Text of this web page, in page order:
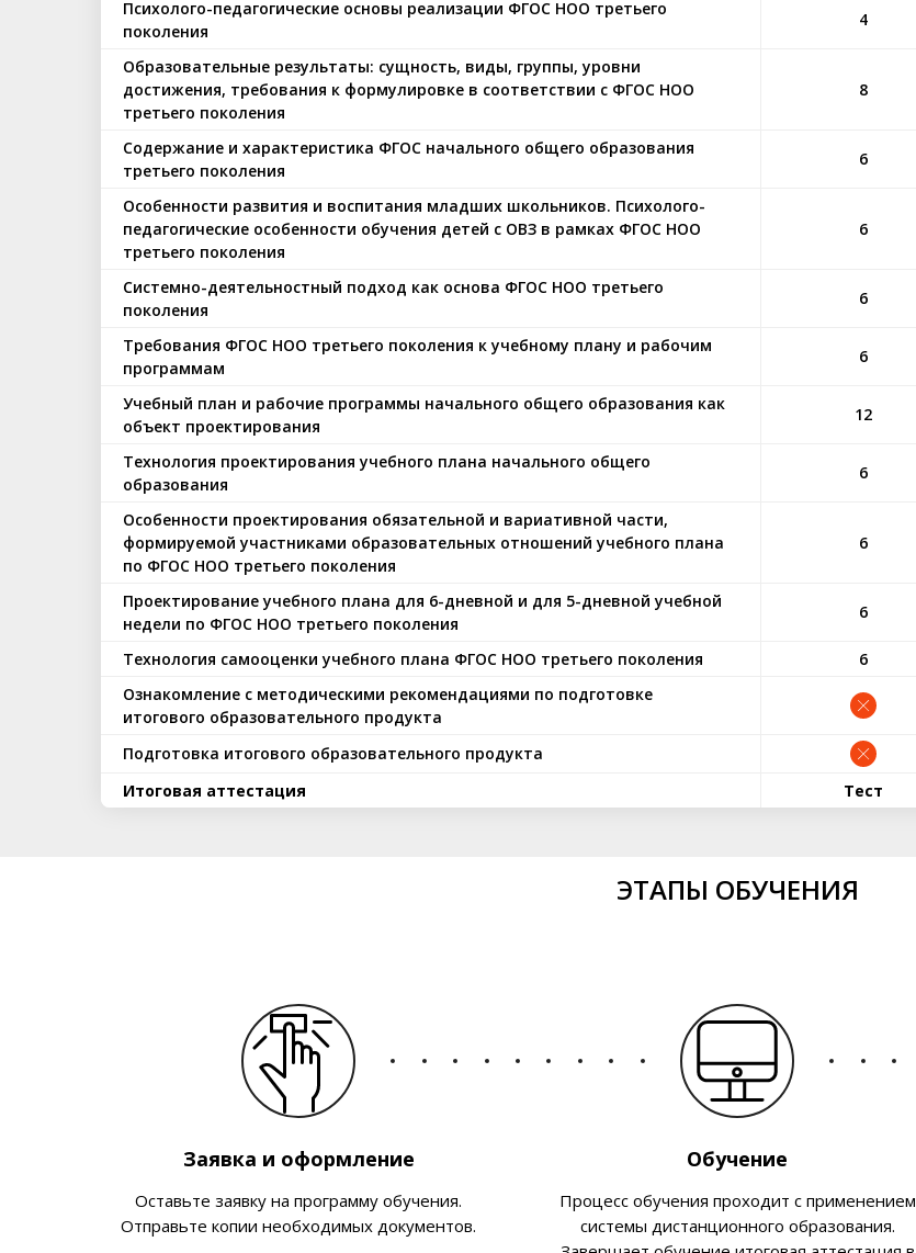
Психолого-педагогические основы реализации ФГОС НОО третьего
поколения
4
Образовательные результаты: сущность, виды, группы, уровни
достижения, требования к формулировке в соответствии с ФГОС НОО
третьего поколения
8
Содержание и характеристика ФГОС начального общего образования
третьего поколения
6
Особенности развития и воспитания младших школьников. Психолого-
педагогические особенности обучения детей с ОВЗ в рамках ФГОС НОО
третьего поколения
6
Системно-деятельностный подход как основа ФГОС НОО третьего
поколения
6
Требования ФГОС НОО третьего поколения к учебному плану и рабочим
программам
6
Учебный план и рабочие программы начального общего образования как
объект проектирования
12
Технология проектирования учебного плана начального общего
образования
6
Особенности проектирования обязательной и вариативной части,
формируемой участниками образовательных отношений учебного плана
по ФГОС НОО третьего поколения
6
Проектирование учебного плана для 6-дневной и для 5-дневной учебной
недели по ФГОС НОО третьего поколения
6
Технология самооценки учебного плана ФГОС НОО третьего поколения 6
Ознакомление с методическими рекомендациями по подготовке
итогового образовательного продукта
Подготовка итогового образовательного продукта
Итоговая аттестация
Тест
ЭТАПЫ ОБУЧЕНИЯ
Заявка и оформление
Оставьте заявку на программу обучения.
Отправьте копии необходимых документов.
Обучение
Процесс обучения проходит с применением
системы дистанционного образования.